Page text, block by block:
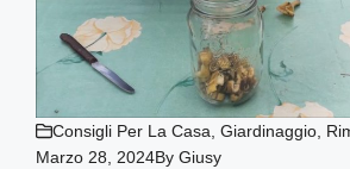
Consigli Per La Casa ,Giardinaggio
Marzo 28, 2024ByGiusy